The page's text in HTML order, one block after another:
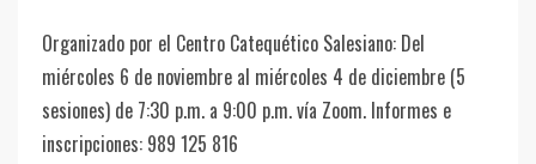
Organizado por el Centro Catequético Salesiano: Del
miércoles 6 de noviembre al miércoles 4 de diciembre (5
sesiones) de 7:30 p.m. a 9:00 p.m. vía Zoom. Informes e
inscripciones: 989 125 816